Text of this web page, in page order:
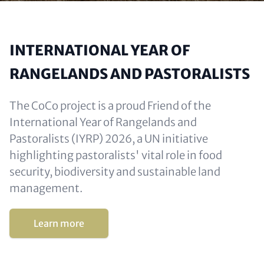
INTERNATIONAL YEAR OF
RANGELANDS AND PASTORALISTS
The CoCo project is a proud Friend of the
International Year of Rangelands and
Pastoralists (IYRP) 2026, a UN initiative
highlighting pastoralists' vital role in food
security, biodiversity and sustainable land
management.
Learn more